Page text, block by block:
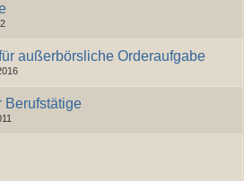
außerbörsliche Orderaufgabe
Berufstätige